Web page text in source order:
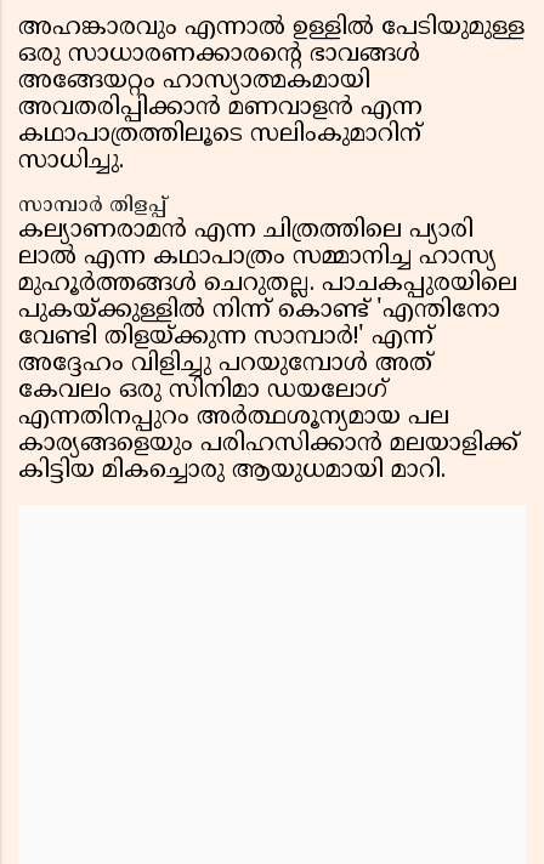
അഹങ്കാരവും എന്നാൽ ഉള്ളിൽ പേടിയുമുള്ള
ഒരു സാധാരണക്കാരന്റെ ഭാവങ്ങൾ
അങ്ങേയറ്റം ഹാസ്യാത്മകമായി
അവതരിപ്പിക്കാൻ മണവാളൻ എന്ന
കഥാപാത്രത്തിലൂടെ സലിംകുമാറിന്
സാധിച്ചു.
സാമ്പാർ തിളപ്പ്
കല്യാണരാമൻ എന്ന ചിത്രത്തിലെ പ്യാരി
ലാൽ എന്ന കഥാപാത്രം സമ്മാനിച്ച ഹാസ്യ
മുഹൂർത്തങ്ങൾ ചെറുതല്ല. പാചകപ്പുരയിലെ
പുകയ്ക്കുള്ളിൽ നിന്ന് കൊണ്ട് 'എന്തിനോ
വേണ്ടി തിളയ്ക്കുന്ന സാമ്പാർ!' എന്ന്
അദ്ദേഹം വിളിച്ചു പറയുമ്പോൾ അത്
കേവലം ഒരു സിനിമാ ഡയലോഗ്
എന്നതിനപ്പുറം അർത്ഥശൂന്യമായ പല
കാര്യങ്ങളെയും പരിഹസിക്കാൻ മലയാളിക്ക്
കിട്ടിയ മികച്ചൊരു ആയുധമായി മാറി.